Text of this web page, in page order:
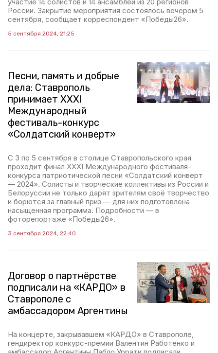
России. Закрытие мероприятия состоялось вечером 5
сентября, сообщает корреспондент «Победы26».
5 сентября 2024, 21:25
Песни, память и добрые
дела: Ставрополь
принимает XXXI
Международный
фестиваль-конкурс
«Солдатский конверт»
С 3 по 5 сентября в столице Ставропольского края
проходит финал XXXI Международного фестиваля-
конкурса патриотической песни «Солдатский конверт
— 2024». Солисты и творческие коллективы из России и
Белоруссии не только дарят зрителям своё творчество
и борются за главный приз — для них подготовлена
насыщенная программа. Подробности — в
фоторепортаже «Победы26».
3 сентября 2024, 22:40
Договор о партнёрстве
подписали на «КАРДО» в
Ставрополе с
амбассадором Аргентины
На концерте, закрывавшем «КАРДО» в Ставрополе,
гендиректор конкурс-премии Валентин Работенко и